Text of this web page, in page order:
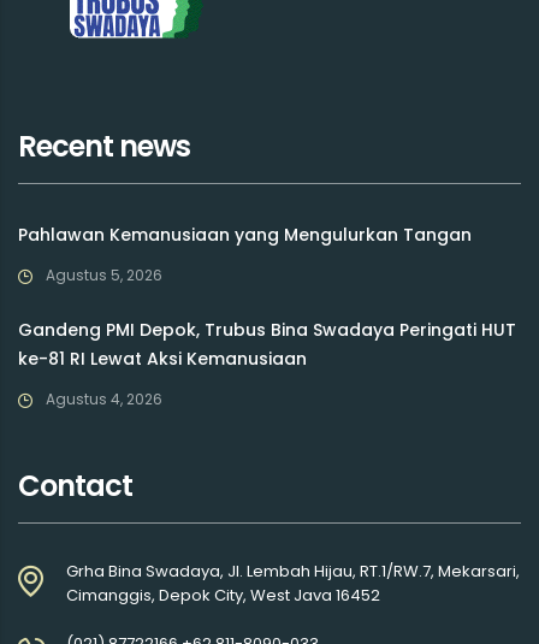
Recent news
Pahlawan Kemanusiaan yang Mengulurkan Tangan
Agustus 5, 2026
Gandeng PMI Depok, Trubus Bina Swadaya Peringati HUT
ke-81 RI Lewat Aksi Kemanusiaan
Agustus 4, 2026
Contact
Grha Bina Swadaya, Jl. Lembah Hijau, RT.1/RW.7, Mekarsari,
Cimanggis, Depok City, West Java 16452